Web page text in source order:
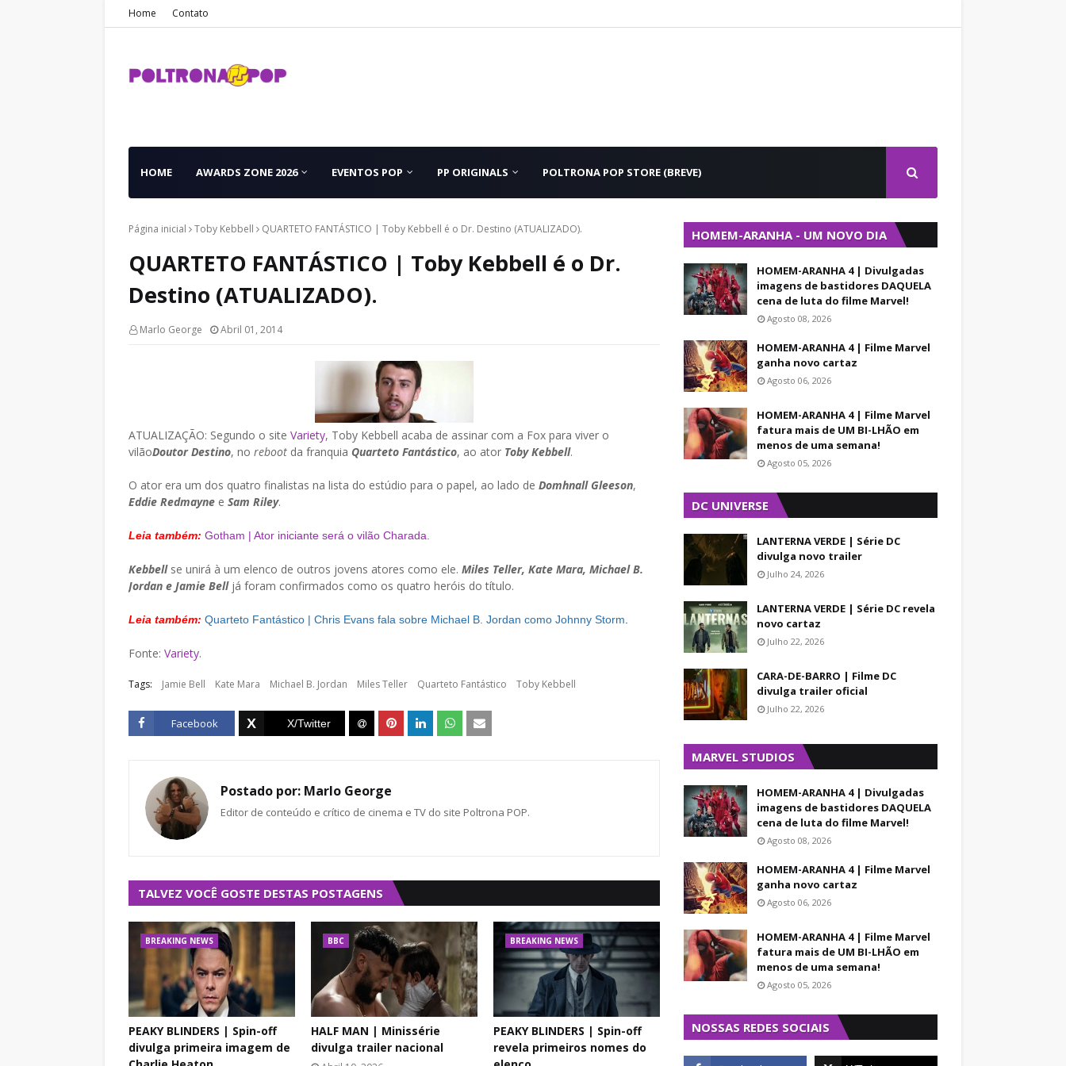
Home Contato
HOME AWARDS ZONE 2026 EVENTOS POP PP ORIGINALS POLTRONA POP STORE (BREVE)
Página inicial Toby Kebbell QUARTETO FANTÁSTICO | Toby Kebbell é o Dr. Destino (ATUALIZADO).
QUARTETO FANTÁSTICO | Toby Kebbell é o Dr.
Destino (ATUALIZADO).
Marlo George Abril 01, 2014
ATUALIZAÇÃO: Segundo o site Variety, Toby Kebbell acaba de assinar com a Fox para viver o
vilãoDoutor Destino, no reboot da franquia Quarteto Fantástico, ao ator Toby Kebbell.
O ator era um dos quatro finalistas na lista do estúdio para o papel, ao lado de Domhnall Gleeson,
Eddie Redmayne e Sam Riley.
Leia também: Gotham | Ator iniciante será o vilão Charada
Kebbellse unirá à um elenco de outros jovens atores como ele. Miles Teller, Kate Mara, Michael B.
Jordan e Jamie Belljá foram confirmados como os quatro heróis do título.
Leia também: Quarteto Fantástico | Chris Evans fala sobre Michael B. Jordan como Johnny Storm
Fonte: Variety.
Tags: Jamie Bell Kate Mara Michael B. Jordan Miles Teller Quarteto Fantástico Toby Kebbell
Facebook
Postado por: Marlo George
Editor de conteúdo e crítico de cinema e TV do site Poltrona POP.
TALVEZ VOCÊ GOSTE DESTAS POSTAGENS
BREAKING NEWS
PEAKY BLINDERS | Spin-off
divulga primeira imagem de
BBC
HALF MAN | Minissérie
divulga trailer nacional
BREAKING NEWS
PEAKY BLINDERS | Spin-off
revela primeiros nomes do
HOMEM-ARANHA - UM NOVO DIA
HOMEM-ARANHA 4 | Divulgadas
imagens de bastidores DAQUELA
cena de luta do filme Marvel!
Agosto 08, 2026
HOMEM-ARANHA 4 | Filme Marvel
ganha novo cartaz
Agosto 06, 2026
HOMEM-ARANHA 4 | Filme Marvel
fatura mais de UM BI-LHÃO em
menos de uma semana!
Agosto 05, 2026
DC UNIVERSE
LANTERNA VERDE | Série DC
divulga novo trailer
Julho 24, 2026
LANTERNA VERDE | Série DC revela
novo cartaz
Julho 22, 2026
CARA-DE-BARRO | Filme DC
divulga trailer oficial
Julho 22, 2026
MARVEL STUDIOS
HOMEM-ARANHA 4 | Divulgadas
imagens de bastidores DAQUELA
cena de luta do filme Marvel!
Agosto 08, 2026
HOMEM-ARANHA 4 | Filme Marvel
ganha novo cartaz
Agosto 06, 2026
HOMEM-ARANHA 4 | Filme Marvel
fatura mais de UM BI-LHÃO em
menos de uma semana!
Agosto 05, 2026
NOSSAS REDES SOCIAIS